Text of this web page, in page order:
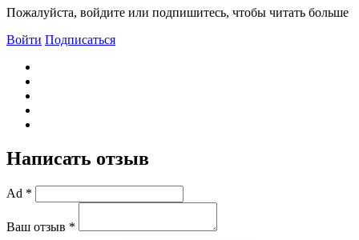
Пожалуйста, войдите или подпишитесь, чтобы читать больше
Войти Подписаться
Написать отзыв
Ad *
Ваш отзыв *